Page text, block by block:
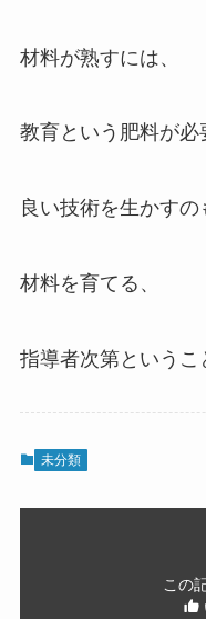
材料が熟すには、
教育という肥料が必
良い技術を生かすの
材料を育てる、
指導者次第というこ
未分類
この